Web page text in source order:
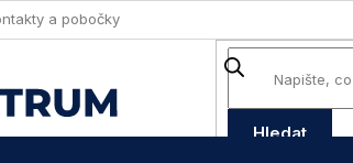
a pobočky
Hledat